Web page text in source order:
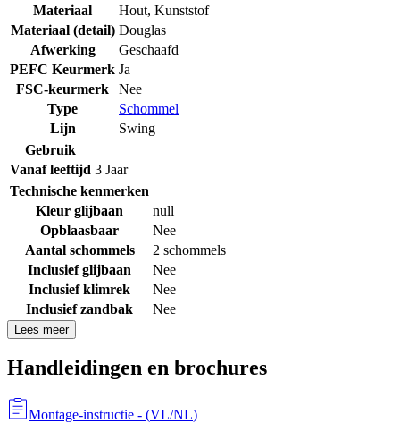
Materiaal
Hout, Kunststof
Materiaal (detail) Douglas
Afwerking
Geschaafd
PEFC Keurmerk Ja
FSC-keurmerk
Nee
Type
Schommel
Lijn
Swing
Gebruik
Vanaf leeftijd 3 Jaar
Technische kenmerken
Kleur glijbaan
null
Opblaasbaar
Nee
Aantal schommels
2 schommels
Inclusief glijbaan
Nee
Inclusief klimrek
Nee
Inclusief zandbak
Nee
Lees meer
Handleidingen en brochures
Montage-instructie - (VL/NL)